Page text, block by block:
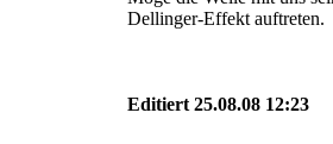
Dellinger-Effekt auftreten.
Editiert 25.08.08 12:23